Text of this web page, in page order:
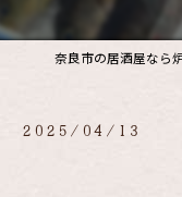
2025/04/13